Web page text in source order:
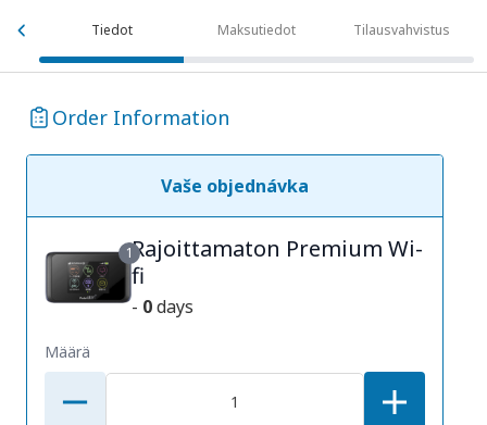
Tiedot Maksutiedot Tilausvahvistus
Order Information
Vaše objednávka
1Rajoittamaton Premium Wi-
fi
- 0days
Määrä